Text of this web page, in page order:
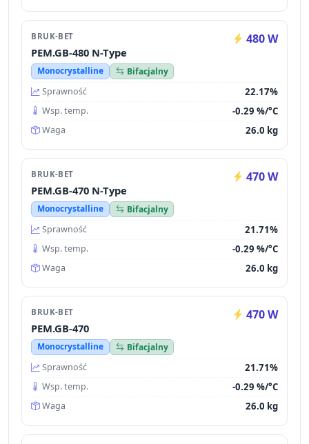
BRUK-BET 480 W
PEM.GB-480 N-Type
Monocrystalline
Bifacjalny
Sprawność
22.17%
Wsp. temp. -0.29 %/°C
Waga 26.0 kg
BRUK-BET 470 W
PEM.GB-470 N-Type
Monocrystalline
Bifacjalny
Sprawność
21.71%
Wsp. temp. -0.29 %/°C
Waga 26.0 kg
BRUK-BET 470 W
PEM.GB-470
Monocrystalline
Bifacjalny
Sprawność
21.71%
Wsp. temp. -0.29 %/°C
Waga 26.0 kg